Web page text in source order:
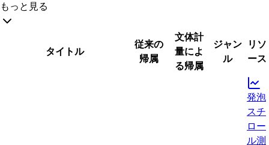
もっと見る
タイトル
従来の
帰属
文体計
量によ
る帰属
ジャン
ル
リソ
ース
発泡
スチ
ロー
ル測